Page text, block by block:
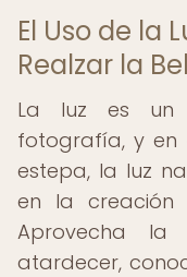
El Uso de la
Realzar la
La luz es un
fotografía, y en
estepa, la luz
en la creación
Aprovecha
atardecer,